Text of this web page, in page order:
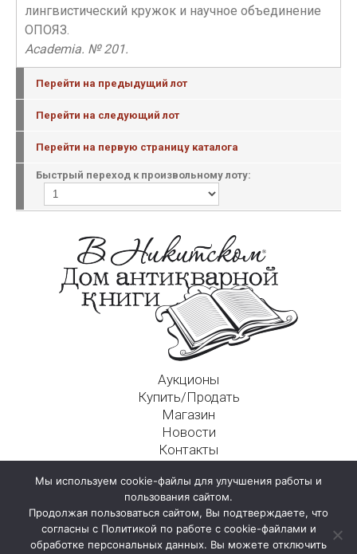
лингвистический кружок и научное объединение
ОПОЯЗ.
Academia. № 201.
Перейти на предыдущий лот
Перейти на следующий лот
Перейти на первую страницу каталога
Быстрый переход к произвольному лоту:
Аукционы
Купить/Продать
Магазин
Новости
Контакты
125009, г. Москва, Никитский пер., д. 4а, стр. 1
Мы используем cookie-файлы для улучшения работы и
пользования сайтом.
Продолжая пользоваться сайтом, Вы подтверждаете, что
согласны с Политикой по работе с cookie-файлами и
обработке персональных данных. Вы можете отключить